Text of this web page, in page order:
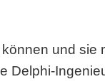
und sie
Delphi-